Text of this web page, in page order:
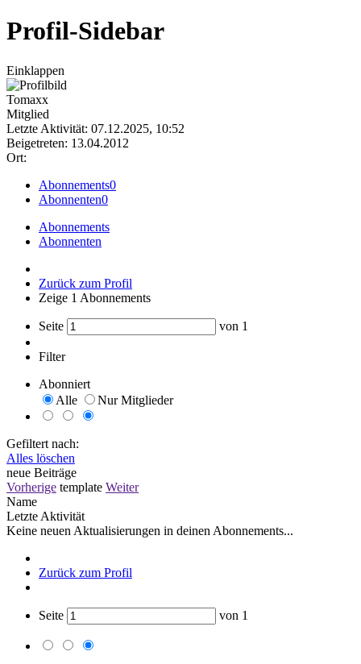
Profil-Sidebar
Einklappen
Tomaxx
Mitglied
Letzte Aktivität: 07.12.2025, 10:52
Beigetreten: 13.04.2012
Ort:
Abonnements0
Abonnenten0
Abonnements
Abonnenten
Zurück zum Profil
Zeige 1 Abonnements
Seite von 1
Filter
Abonniert
Alle
Nur Mitglieder
Gefiltert nach:
Alles löschen
neue Beiträge
Vorherige template Weiter
Name
Letzte Aktivität
Keine neuen Aktualisierungen in deinen Abonnements...
Zurück zum Profil
Seite von 1